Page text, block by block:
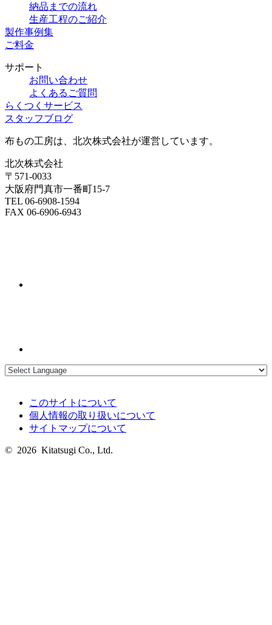
納品までの流れ
生産工程のご紹介
製作事例集
ご料金
サポート
お問い合わせ
よくあるご質問
らくつくサービス
スタッフブログ
布もの工房は、北次株式会社が運営しています。
北次株式会社
〒571-0033
大阪府門真市一番町15-7
TEL 06-6908-1594
FAX 06-6906-6943
このサイトについて
個人情報の取り扱いについて
サイトマップについて
© 2026 Kitatsugi Co., Ltd.